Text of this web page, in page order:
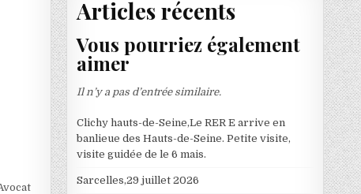
Articles récents
Vous pourriez également
aimer
Il n’y a pas d’entrée similaire.
Clichy hauts-de-Seine,Le RER E arrive en
banlieue des Hauts-de-Seine. Petite visite,
visite guidée de le 6 mais.
Sarcelles,29 juillet 2026